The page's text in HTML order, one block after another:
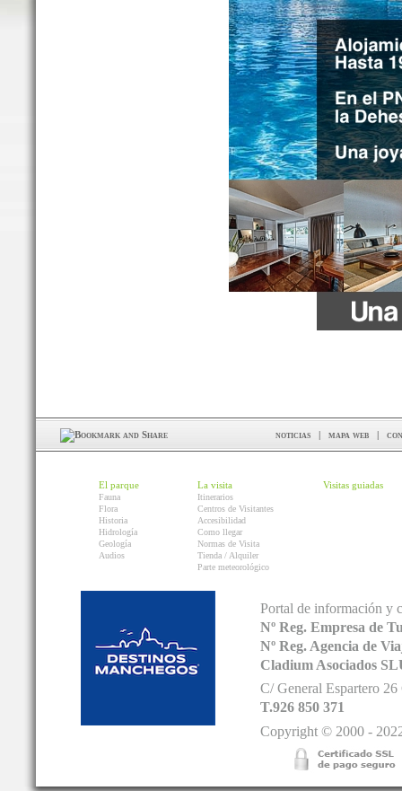
noticias | mapa web |
El parque
Fauna
Flora
Historia
Hidrología
Geología
Audios
La visita
Itinerarios
Centros de Visitantes
Accesibilidad
Como llegar
Normas de Visita
Tienda / Alquiler
Parte meteorológico
Visitas guiadas
Portal de información y
Nº Reg. Empresa de
Nº Reg. Agencia de
Cladium Asociados
C/ General Espartero
T.926 850 371
Copyright © 2000 -